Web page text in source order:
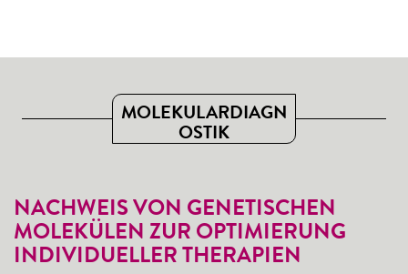
MOLEKULARDIAGN
OSTIK
NACHWEIS VON GENETISCHEN
MOLEKÜLEN ZUR OPTIMIERUNG
INDIVIDUELLER THERAPIEN